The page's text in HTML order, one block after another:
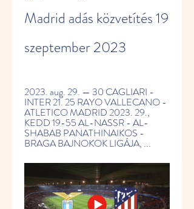
Madrid adás közvetítés 19
szeptember 2023
2023. aug. 29. — 30 CAGLIARI -
INTER 21. 25 RAYO VALLECANO -
ATLETICO MADRID 2023. 29.,
KEDD 19-55 AL-NASSR - AL-
SHABAB PANATHINAIKOS -
BRAGA BAJNOKOK LIGÁJA, ...